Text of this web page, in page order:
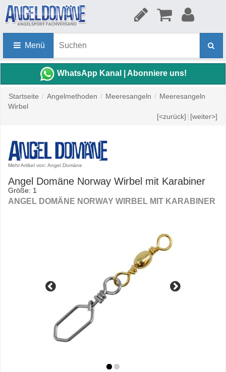
Menü
WhatsApp Kanal | Abonniere uns!
Startseite / Angelmethoden / Meeresangeln / Meeresangeln
Wirbel
[<zurück] | [weiter>]
Mehr Artikel von: Angel Domäne
Angel Domäne Norway Wirbel mit Karabiner
Größe: 1
ANGEL DOMÄNE NORWAY WIRBEL MIT KARABINER